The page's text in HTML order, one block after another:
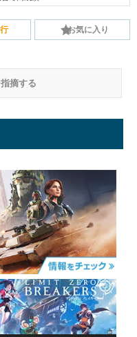
お気に入り
摘する